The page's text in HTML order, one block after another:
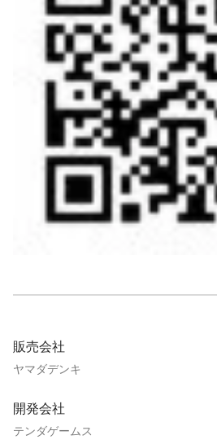
販売会社
ヤマダデンキ
開発会社
テンダゲームス